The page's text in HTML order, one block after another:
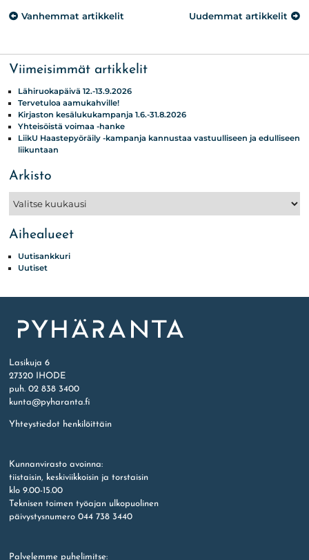
Artikkelien
Vanhemmat artikkelit Uudemmat artikkelit
Viimeisimmät artikkelit
Lähiruokapäivä 12.-13.9.2026
Tervetuloa aamukahville!
Kirjaston kesälukukampanja 1.6.-31.8.2026
Yhteisöistä voimaa -hanke
LiikU Haastepyöräily -kampanja kannustaa vastuulliseen ja edulliseen
liikuntaan
Arkisto
Aihealueet
Uutisankkuri
Uutiset
Lasikuja 6
27320 IHODE
puh. 02 838 3400
kunta@pyharanta.fi
Yhteystiedot henkilöittäin
Kunnanvirasto avoinna:
tiistaisin, keskiviikkoisin ja torstaisin
klo 9.00-15.00
Teknisen toimen työajan ulkopuolinen
päivystysnumero 044 738 3440
Palvelemme puhelimitse: